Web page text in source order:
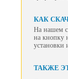
КАК
На нашем
на кнопку
установки
ТАКЖЕ